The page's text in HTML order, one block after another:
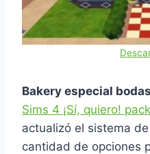
Bakery especial
Sims 4 ¡Sí, quiero!
actualizó el sistema
cantidad de opciones